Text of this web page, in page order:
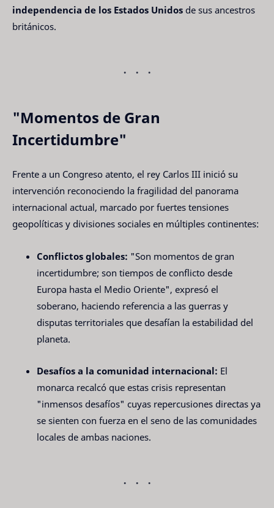
independencia de los Estados Unidos de sus ancestros
británicos.
"Momentos de Gran
Incertidumbre"
Frente a un Congreso atento, el rey Carlos III inició su
intervención reconociendo la fragilidad del panorama
internacional actual, marcado por fuertes tensiones
geopolíticas y divisiones sociales en múltiples continentes:
Conflictos globales: "Son momentos de gran
incertidumbre; son tiempos de conflicto desde
Europa hasta el Medio Oriente", expresó el
soberano, haciendo referencia a las guerras y
disputas territoriales que desafían la estabilidad del
planeta.
Desafíos a la comunidad internacional: El
monarca recalcó que estas crisis representan
"inmensos desafíos" cuyas repercusiones directas ya
se sienten con fuerza en el seno de las comunidades
locales de ambas naciones.